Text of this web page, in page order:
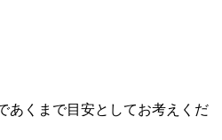
あくまで目安としてお考えくだ